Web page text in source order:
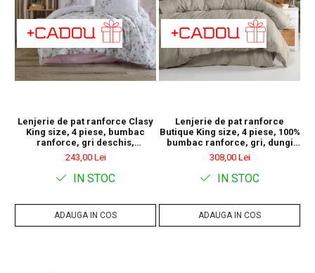
Lenjerie de pat ranforce Clasy
King size, 4 piese, bumbac
ranforce, gri deschis,
imprimeu floral multicolor,
NOVARA
243,00 Lei
IN STOC
ADAUGA IN COS
Lenjerie de pat ranforce
Butique King size, 4 piese, 100%
bumbac ranforce, gri, dungi
decorative verticale, ARAKIS V3
308,00 Lei
IN STOC
ADAUGA IN COS